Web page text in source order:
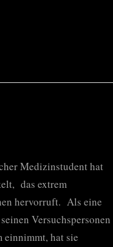
Medizinstudent hat
das extrem
hervorruft. Als eine
Versuchspersonen
einnimmt, hat sie